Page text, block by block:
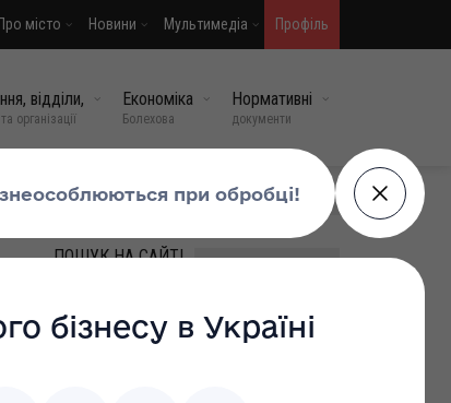
Про місто Новини Мультимедіа Профіль
відділи,
організації
Економіка
Болехова
Нормативні
документи
МИ У СОЦМЕРЕЖАХ
ПОШУК НА САЙТІ